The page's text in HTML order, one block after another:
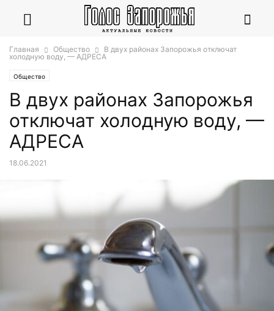
Главная Общество
В двух районах Запорожья отключат
холодную воду, — АДРЕСА
Общество
В двух районах Запорожья
отключат холодную воду, —
АДРЕСА
18.06.2021